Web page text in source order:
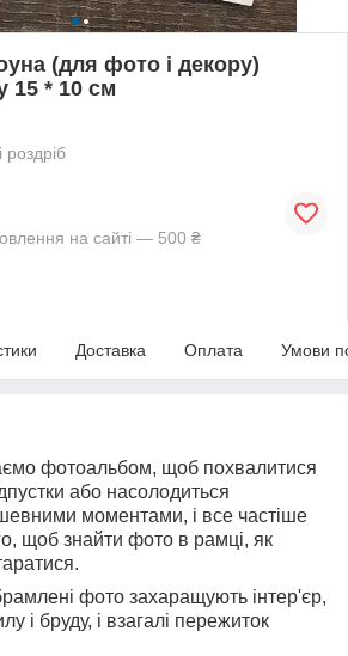
(для фото і декору)
15 * 10 см
роздріб
на сайті — 500 ₴
Доставка Оплата Умови
фотоальбом, щоб похвалитися
або насолодиться
моментами, і все частіше
щоб знайти фото в рамці, як
фото захаращують інтер'єр,
і бруду, і взагалі пережиток